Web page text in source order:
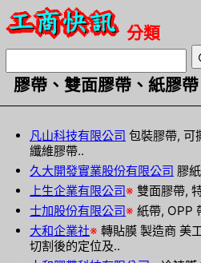
分類
膠帶、雙面膠帶、紙膠帶
凡山科技有限公司 包裝膠帶, 可
纖維膠帶..
久大開發實業股份有限公司 膠
上生企業有限公司※ 雙面膠帶,
士加股份有限公司※ 紙帶, OPP
大和企業社※ 轉貼膜 製造商 美
切割後的定位及..